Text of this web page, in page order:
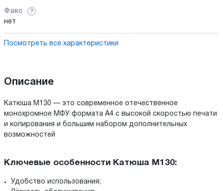
Факс ?
нет
Посмотреть все характеристики
Описание
Катюша М130 — это современное отечественное
монохромное МФУ формата А4 с высокой скоростью печати
и копирования и большим набором дополнительных
возможностей
Ключевые особенности Катюша М130:
Удобство использования;